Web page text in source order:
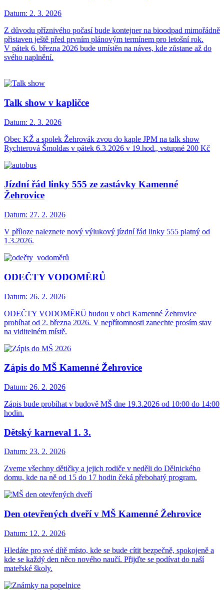
Datum: 2. 3. 2026
Z důvodu příznivého počasí bude kontejner na bioodpad mimořádně
přistaven ještě před prvním plánovým termínem pro letošní rok.
V pátek 6. března 2026 bude umístěn na náves, kde zůstane až do
svého naplnění.
Talk show v kapličce
Datum: 2. 3. 2026
Obec KŽ a spolek Žehrovák zvou do kaple JPM na talk show
Rychterová Šmoldas v pátek 6.3.2026 v 19.hod., vstupné 200 Kč
Jízdní řád linky 555 ze zastávky Kamenné
Žehrovice
Datum: 27. 2. 2026
V příloze naleznete nový výlukový jízdní řád linky 555 platný od
1.3.2026.
ODEČTY VODOMĚRŮ
Datum: 26. 2. 2026
ODEČTY VODOMĚRŮ budou v obci Kamenné Žehrovice
probíhat od 2. března 2026. V nepřítomnosti zanechte prosím stav
na viditelném místě.
Zápis do MŠ Kamenné Žehrovice
Datum: 26. 2. 2026
Zápis bude probíhat v budově MŠ dne 19.3.2026 od 10:00 do 14:00
hodin.
Dětský karneval 1. 3.
Datum: 23. 2. 2026
Zveme všechny dětičky a jejich rodiče v neděli do Dělnického
domu, kde na ně od 15 do 17 hodin čeká přebohatý program.
Den otevřených dveří v MŠ Kamenné Žehrovice
Datum: 12. 2. 2026
Hledáte pro své dítě místo, kde se bude cítit bezpečně, spokojeně a
kde se každý den něco nového naučí. Přijďte se podívat do naší
mateřské školy.